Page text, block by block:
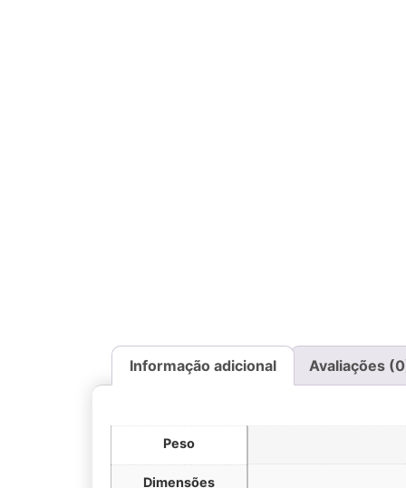
Informação adicional Avaliações
Peso
Dimensões